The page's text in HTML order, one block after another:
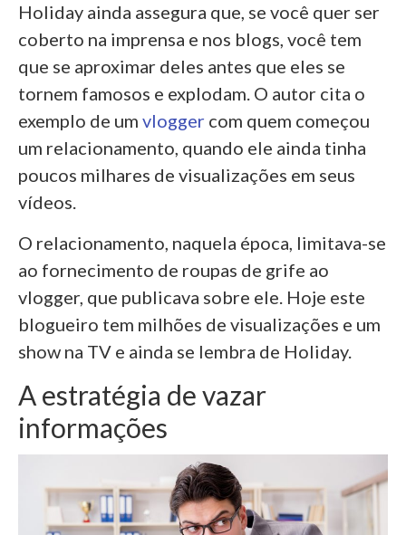
Holiday ainda assegura que, se você quer ser
coberto na imprensa e nos blogs, você tem
que se aproximar deles antes que eles se
tornem famosos e explodam. O autor cita o
exemplo de um vlogger com quem começou
um relacionamento, quando ele ainda tinha
poucos milhares de visualizações em seus
vídeos.
O relacionamento, naquela época, limitava-se
ao fornecimento de roupas de grife ao
vlogger, que publicava sobre ele. Hoje este
blogueiro tem milhões de visualizações e um
show na TV e ainda se lembra de Holiday.
A estratégia de vazar
informações